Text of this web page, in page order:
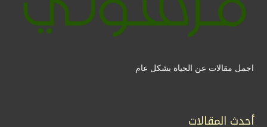
اجمل مقالات عن الحياة بشكل عام
أحدث المقالات